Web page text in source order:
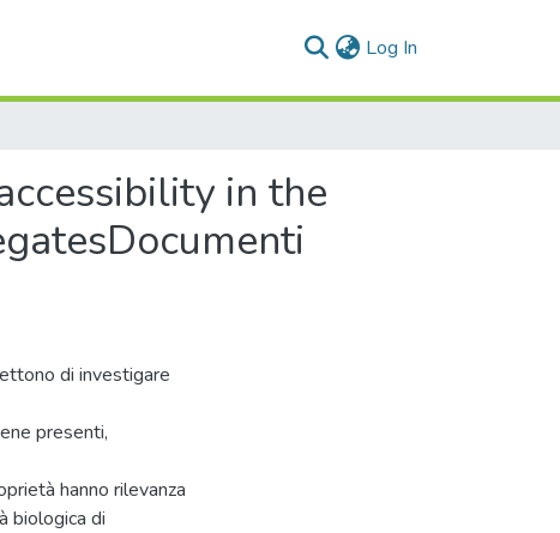
Log In
in the
di investigare
presenti,
hanno rilevanza
biologica di